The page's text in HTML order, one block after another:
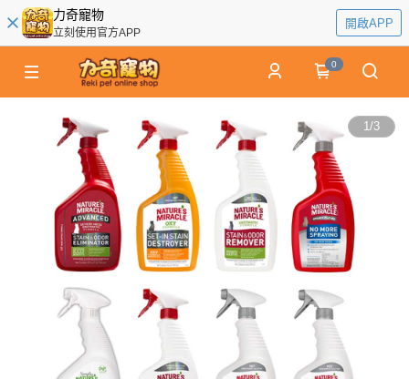
力奇寵物
立刻使用官方APP
開啟APP
0
1/3